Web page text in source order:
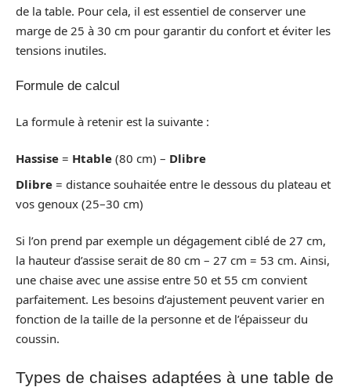
de la table. Pour cela, il est essentiel de conserver une
marge de 25 à 30 cm pour garantir du confort et éviter les
tensions inutiles.
Formule de calcul
La formule à retenir est la suivante :
Hassise = Htable (80 cm) – Dlibre
Dlibre = distance souhaitée entre le dessous du plateau et
vos genoux (25–30 cm)
Si l’on prend par exemple un dégagement ciblé de 27 cm,
la hauteur d’assise serait de 80 cm – 27 cm = 53 cm. Ainsi,
une chaise avec une assise entre 50 et 55 cm convient
parfaitement. Les besoins d’ajustement peuvent varier en
fonction de la taille de la personne et de l’épaisseur du
coussin.
Types de chaises adaptées à une table de